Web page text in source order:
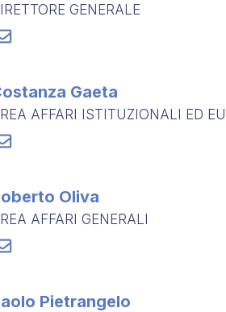
GENERALE
Gaeta
AFFARI ISTITUZIONALI ED
Oliva
AFFARI GENERALI
Pietrangelo